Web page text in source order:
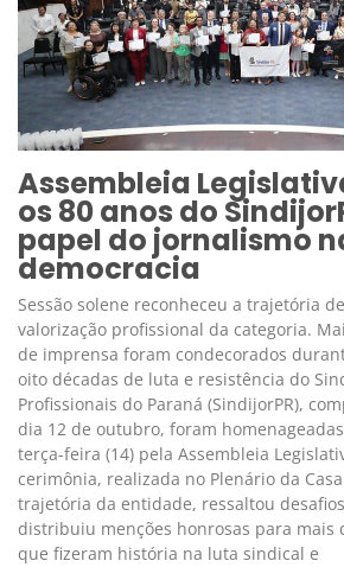
Assembleia
os 80 anos do
papel do jornalismo
democracia
Sessão solene reconheceu a trajetória
valorização profissional da categoria.
de imprensa foram condecorados
oito décadas de luta e resistência do
Profissionais do Paraná (SindijorPR),
dia 12 de outubro, foram
terça-feira (14) pela Assembleia
cerimônia, realizada no Plenário da
trajetória da entidade, ressaltou
distribuiu menções honrosas para mais
que fizeram história na luta sindical e